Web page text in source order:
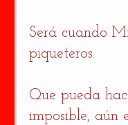
Será cuando
piqueteros.
Que pueda
imposible, aún